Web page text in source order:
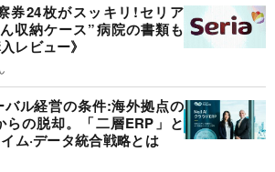
券24枚がスッキリ!セリア
収納ケース”病院の書類も
レビュー》
ル経営の条件:海外拠点の
らの脱却。「二層ERP」と
ム·データ統合戦略とは